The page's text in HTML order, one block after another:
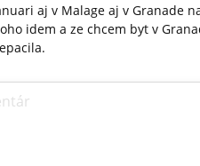
aj v Malage aj v Granade
idem a ze chcem byt v